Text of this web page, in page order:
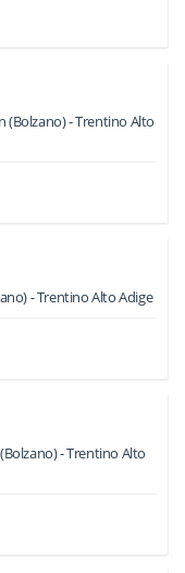
(Bolzano) -Trentino Alto
-Trentino Alto Adige
(Bolzano) -Trentino Alto